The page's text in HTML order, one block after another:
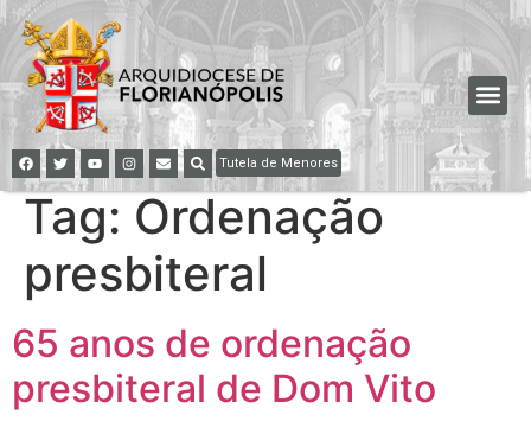
Tutela de Menores
Tag: Ordenação
presbiteral
65 anos de ordenação
presbiteral de Dom Vito